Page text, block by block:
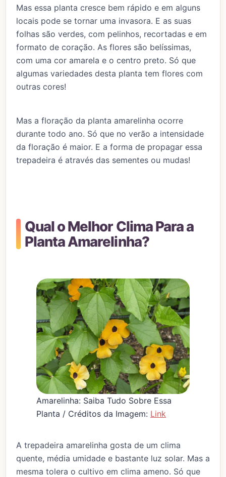
Mas essa planta cresce bem rápido e em alguns
locais pode se tornar uma invasora. E as suas
folhas são verdes, com pelinhos, recortadas e em
formato de coração. As flores são belíssimas,
com uma cor amarela e o centro preto. Só que
algumas variedades desta planta tem flores com
outras cores!
Mas a floração da planta amarelinha ocorre
durante todo ano. Só que no verão a intensidade
da floração é maior. E a forma de propagar essa
trepadeira é através das sementes ou mudas!
Qual o Melhor Clima Para a
Planta Amarelinha?
Amarelinha: Saiba Tudo Sobre Essa
Planta / Créditos da Imagem: Link
A trepadeira amarelinha gosta de um clima
quente, média umidade e bastante luz solar. Mas a
mesma tolera o cultivo em clima ameno. Só que